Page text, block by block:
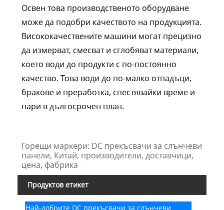
Освен това производственото оборудване
може да подобри качеството на продукцията.
Висококачествените машини могат прецизно
да измерват, смесват и сглобяват материали,
което води до продукти с по-постоянно
качество. Това води до по-малко отпадъци,
бракове и преработка, спестявайки време и
пари в дългосрочен план.
Горещи маркери: DC прекъсвачи за слънчеви
панели, Китай, производители, доставчици,
цена, фабрика
Продуктов етикет
Най-добрите DC прекъсвачи за слънчеви